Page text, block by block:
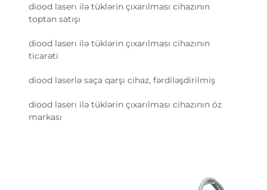
diood laserı ilə tüklərin çıxarılması cihazının
toptan satışı
diood laserı ilə tüklərin çıxarılması cihazının
ticarəti
diood laserlə saça qarşı cihaz, fərdiləşdirilmiş
diood laserı ilə tüklərin çıxarılması cihazının öz
markası